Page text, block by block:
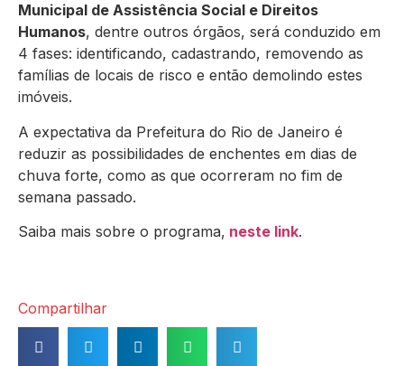
Municipal de Assistência Social e Direitos
Humanos, dentre outros órgãos, será conduzido em
4 fases: identificando, cadastrando, removendo as
famílias de locais de risco e então demolindo estes
imóveis.
A expectativa da Prefeitura do Rio de Janeiro é
reduzir as possibilidades de enchentes em dias de
chuva forte, como as que ocorreram no fim de
semana passado.
Saiba mais sobre o programa, neste link.
Compartilhar